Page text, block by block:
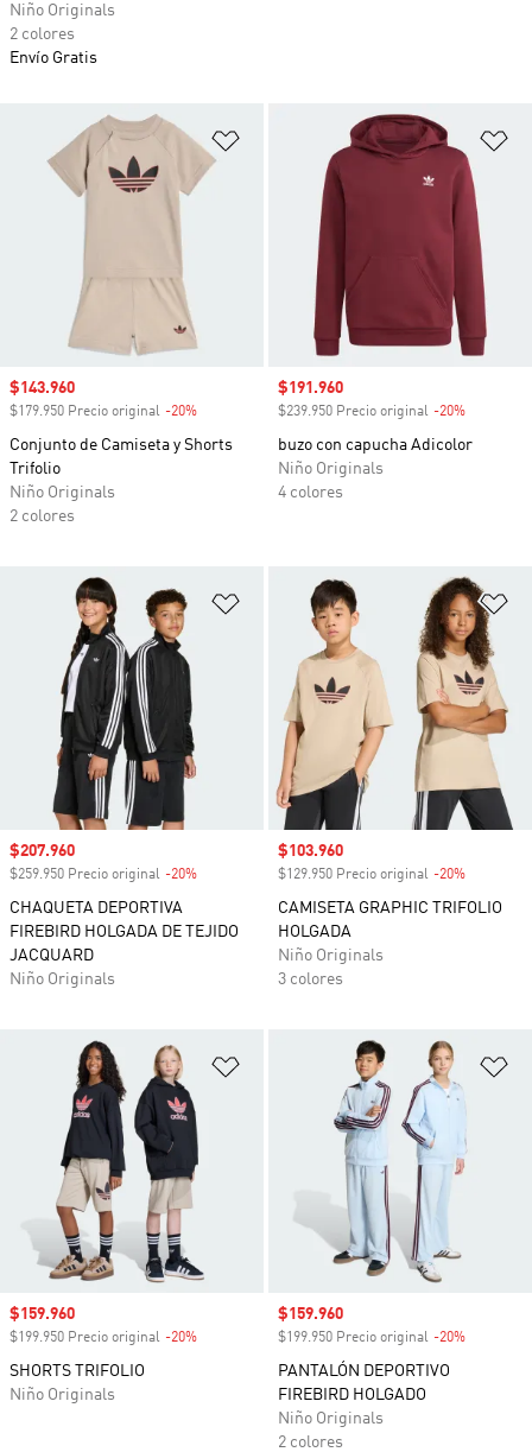
Añadir a la lista de deseos
Precio de venta
$143.960
$179.950 Precio original -20%
Conjunto de Camiseta y Shorts
Trifolio
Niño Originals
2 colores
Precio de venta
$191.960
$239.950 Precio original -20%
buzo con capucha Adicolor
Niño Originals
4 colores
Añadir a la lista de deseos
Precio de venta
$207.960
$259.950 Precio original -20%
CHAQUETA DEPORTIVA
FIREBIRD HOLGADA DE TEJIDO
JACQUARD
Niño Originals
Precio de venta
$103.960
$129.950 Precio original -20%
CAMISETA GRAPHIC TRIFOLIO
HOLGADA
Niño Originals
3 colores
Añadir a la lista de deseos
Precio de venta
$159.960
$199.950 Precio original -20%
SHORTS TRIFOLIO
Niño Originals
Precio de venta
$159.960
$199.950 Precio original -20%
PANTALÓN DEPORTIVO
FIREBIRD HOLGADO
Niño Originals
2 colores
Niño Originals
2 colores
Envío Gratis